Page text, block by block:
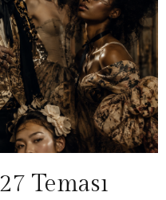
Teması